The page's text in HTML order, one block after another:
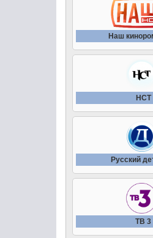
Наш
НСТ
Русский
ТВ 3